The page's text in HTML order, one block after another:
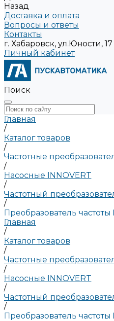
Назад
Доставка и оплата
Вопросы и ответы
Контакты
г. Хабаровск, ул.Юности, 17
Личный кабинет
Поиск
Главная
/
Каталог товаров
/
Частотные
/
Насосные INNOVERT
/
Частотный
/
Преобразователь
Главная
/
Каталог товаров
/
Частотные
/
Насосные INNOVERT
/
Частотный
/
Преобразователь